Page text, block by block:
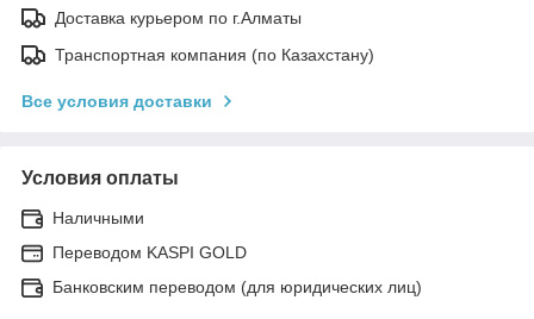
Доставка курьером по г.Алматы
Транспортная компания (по Казахстану)
Все условия доставки
Условия оплаты
Наличными
Переводом KASPI GOLD
Банковским переводом (для юридических лиц)